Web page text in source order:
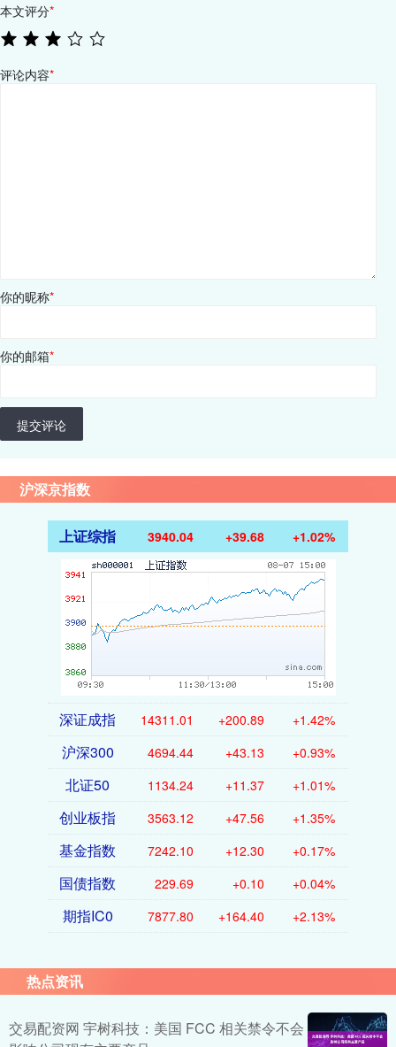
本文评分*
评论内容*
你的昵称*
你的邮箱*
提交评论
沪深京指数
上证综指 3940.04 +39.68 +1.02%
深证成指 14311.01 +200.89 +1.42%
沪深300 4694.44 +43.13 +0.93%
北证50 1134.24 +11.37 +1.01%
创业板指 3563.12 +47.56 +1.35%
基金指数 7242.10 +12.30 +0.17%
国债指数 229.69 +0.10 +0.04%
期指IC0 7877.80 +164.40 +2.13%
热点资讯
交易配资网 宇树科技：美国 FCC 相关禁令不会